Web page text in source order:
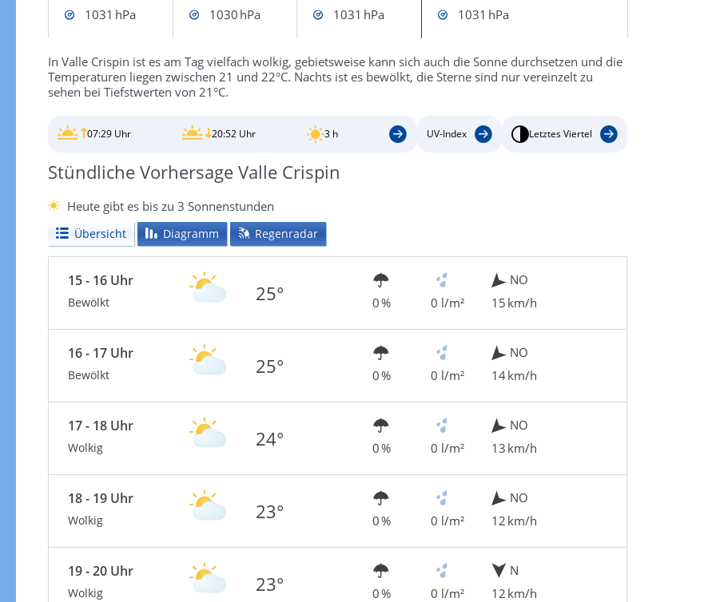
1031 hPa
1030 hPa 1031 hPa 1031 hPa
In Valle Crispin ist es am Tag vielfach wolkig, gebietsweise kann sich auch die Sonne durchsetzen und die
Temperaturen liegen zwischen 21 und 22°C. Nachts ist es bewölkt, die Sterne sind nur vereinzelt zu
sehen bei Tiefstwerten von 21°C.
07:29 Uhr 20:52 Uhr 3 h UV-Index Letztes Viertel
Stündliche Vorhersage Valle Crispin
Heute gibt es bis zu 3 Sonnenstunden
Übersicht Diagramm Regenradar
15 - 16 Uhr
Bewölkt 25° 0 % 0 l/m²
NO
15 km/h
16 - 17 Uhr
Bewölkt 25° 0 % 0 l/m²
NO
14 km/h
17 - 18 Uhr
Wolkig 24° 0 % 0 l/m²
NO
13 km/h
18 - 19 Uhr
Wolkig 23° 0 % 0 l/m²
NO
12 km/h
19 - 20 Uhr
Wolkig 23° 0 % 0 l/m²
N
12 km/h